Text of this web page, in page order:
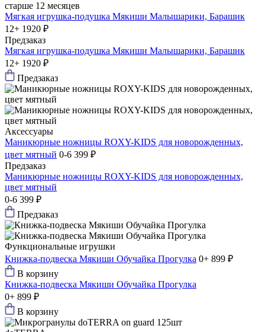
старше 12 месяцев
Мягкая игрушка-подушка Мякиши Малышарики, Барашик
12+ 1920 ₽
Предзаказ
Мягкая игрушка-подушка Мякиши Малышарики, Барашик
12+ 1920 ₽
Предзаказ
Аксессуары
Маникюрные ножницы ROXY-KIDS для новорожденных,
цвет мятный 0-6 399 ₽
Предзаказ
Маникюрные ножницы ROXY-KIDS для новорожденных,
цвет мятный
0-6 399 ₽
Предзаказ
Функциональные игрушки
Книжка-подвеска Мякиши Обучайка Прогулка 0+ 899 ₽
В корзину
Книжка-подвеска Мякиши Обучайка Прогулка
0+ 899 ₽
В корзину